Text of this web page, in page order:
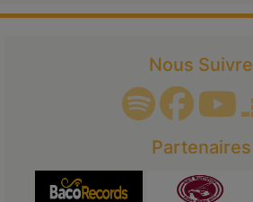
Nous Suivre
Partenaires